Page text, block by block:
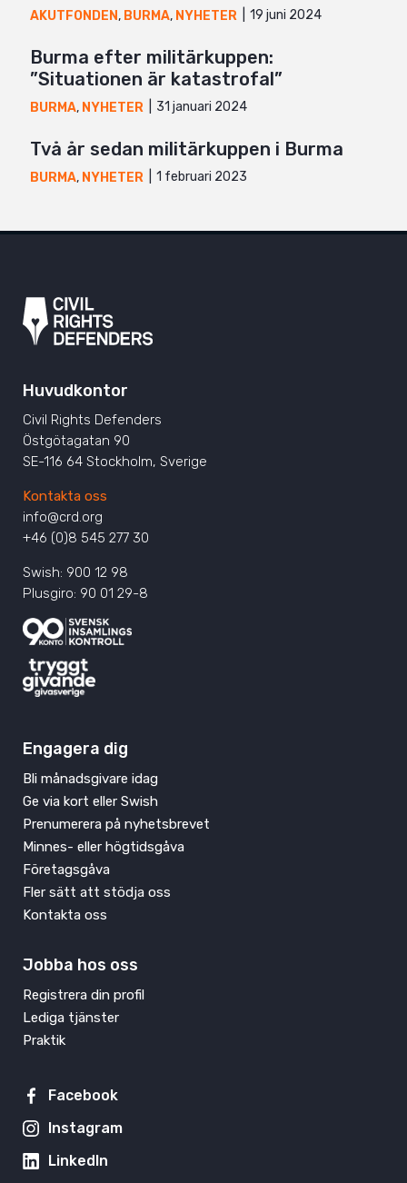
AKUTFONDEN, BURMA, NYHETER 19 juni 2024
Burma efter militärkuppen:
”Situationen är katastrofal”
BURMA, NYHETER 31 januari 2024
Två år sedan militärkuppen i Burma
BURMA, NYHETER 1 februari 2023
Huvudkontor
Civil Rights Defenders
Östgötagatan 90
SE-116 64 Stockholm, Sverige
Kontakta oss
info@crd.org
+46 (0)8 545 277 30
Swish: 900 12 98
Plusgiro: 90 01 29-8
Engagera dig
Bli månadsgivare idag
Ge via kort eller Swish
Prenumerera på nyhetsbrevet
Minnes- eller högtidsgåva
Företagsgåva
Fler sätt att stödja oss
Kontakta oss
Jobba hos oss
Registrera din profil
Lediga tjänster
Praktik
Facebook
Instagram
LinkedIn